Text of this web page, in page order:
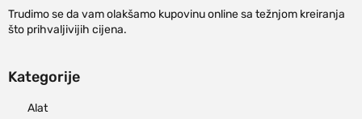
Trudimo se da vam olakšamo kupovinu online sa težnjom kreiranja
što prihvaljivijih cijena.
Kategorije
Alat